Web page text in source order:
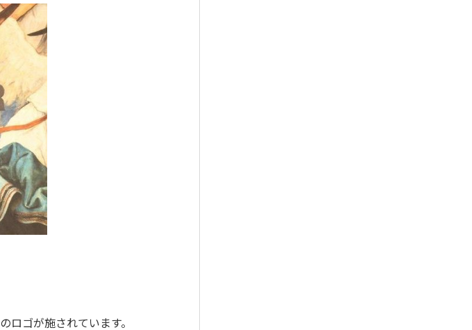
のロゴが施されています。